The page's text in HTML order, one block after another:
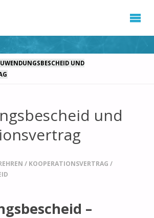
UND
und
/ KOOPERATIONSVERTRAG /
–